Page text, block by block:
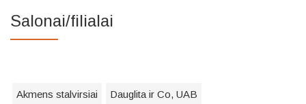
Salonai/filialai
Akmens stalvirsiai Dauglita ir Co, UAB